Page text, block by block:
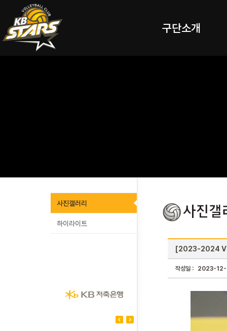
구단소개
사진갤러리
하이라이트
[2023-2024 V
작성일 : 2023-